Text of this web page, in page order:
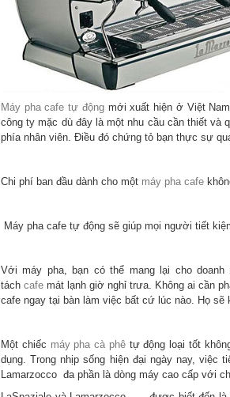
Máy pha cafe tự độngmới xuất hiện ở Việt Nam
công ty mặc dù đây là một nhu cầu cần thiết và
phía nhân viên. Điều đó chứng tỏ bạn thực sự
Chi phí ban đầu dành cho một máy pha cafe
Máy pha cafe tự động sẽ giúp mọi người tiết
Với máy pha, bạn có thể mang lại cho
tách cafe mát lạnh giờ nghỉ trưa. Không ai cần
cafe ngay tại bàn làm việc bất cứ lúc nào. Họ
Một chiếc máy pha cà phêtự động loại tốt
dụng. Trong nhịp sống hiện đại ngày nay, việc
Lamarzocco đa phần là dòng máy cao cấp với